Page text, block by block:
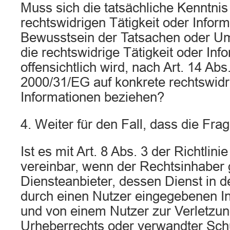
Muss sich die tatsächliche
rechtswidrigen Tätigkeit oder
Bewusstsein der Tatsachen oder
die rechtswidrige Tätigkeit oder
offensichtlich wird, nach Art. 14
2000/31/EG auf konkrete
Informationen beziehen?
4. Weiter für den Fall, dass die
Ist es mit Art. 8 Abs. 3 der
vereinbar, wenn der Rechtsinhaber
Diensteanbieter, dessen Dienst in
durch einen Nutzer eingegebenen
und von einem Nutzer zur
Urheberrechts oder verwandter